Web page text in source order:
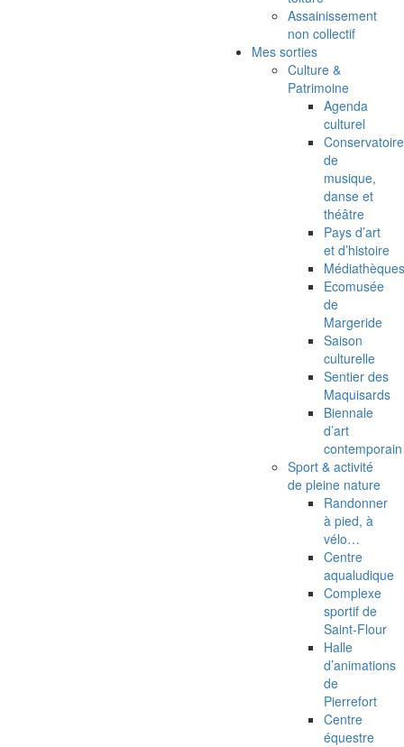
Assainissement
non collectif
Mes sorties
Culture &
Patrimoine
Agenda
culturel
Conservatoire
de
musique,
danse et
théâtre
Pays d’art
et d’histoire
Médiathèques
Ecomusée
de
Margeride
Saison
culturelle
Sentier des
Maquisards
Biennale
d’art
contemporain
Sport & activité
de pleine nature
Randonner
à pied, à
vélo…
Centre
aqualudique
Complexe
sportif de
Saint-Flour
Halle
d’animations
de
Pierrefort
Centre
équestre